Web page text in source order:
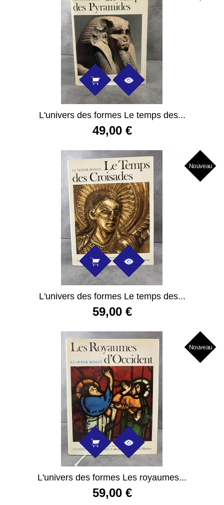
L'univers des formes Le temps des...
49,00 €
Nouveau
L'univers des formes Le temps des...
59,00 €
Nouveau
L'univers des formes Les royaumes...
59,00 €